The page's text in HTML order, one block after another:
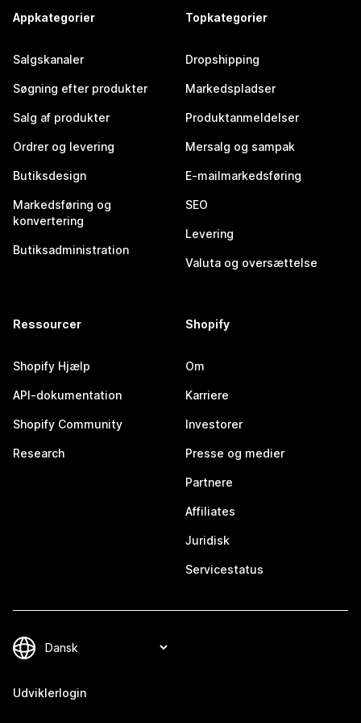
Appkategorier
Salgskanaler
Søgning efter produkter
Salg af produkter
Ordrer og levering
Butiksdesign
Markedsføring og
konvertering
Butiksadministration
Topkategorier
Dropshipping
Markedspladser
Produktanmeldelser
Mersalg og sampak
E-mailmarkedsføring
SEO
Levering
Valuta og oversættelse
Ressourcer
Shopify Hjælp
API-dokumentation
Shopify Community
Research
Shopify
Om
Karriere
Investorer
Presse og medier
Partnere
Affiliates
Juridisk
Servicestatus
Udviklerlogin